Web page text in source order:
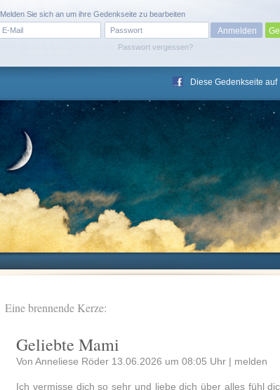
Passwort vergessen?
Melden Sie sich an um ihre Gedenkseite zu bearbeiten
Diese Gedenkseite
Eine brennende Kerze:
Geliebte Mami
Von Anneliese Röder 13.06.2026 um 08:05 Uhr | melden
Ich vermisse dich so sehr und liebe dich über alles fühl